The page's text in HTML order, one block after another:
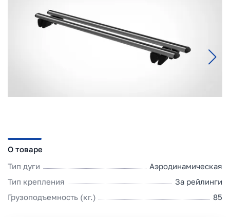
О товаре
Тип дуги
Аэродинамическая
Тип крепления
За рейлинги
Грузоподъемность (кг.)
85